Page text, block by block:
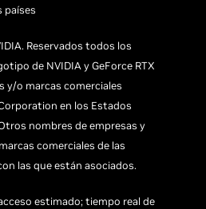
países
Reservados todos los
de NVIDIA y GeForce RTX
y/o marcas comerciales
en los Estados
nombres de empresas y
comerciales de las
las que están asociados.
estimado; tiempo real de